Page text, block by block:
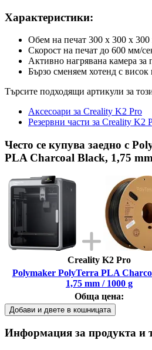
Характеристики:
Обем на печат 300 x 300 x 300
Скорост на печат до 600 мм/
Активно нагрявана камера за
Бързо сменяем хотенд с висок
Търсите подходящи артикули за
Аксесоари за Creality K2 Pro
Резервни части за Creality K2
Често се купува заедно с
PLA Charcoal Black, 1,75
Creality K2 Pro
Polymaker PolyTerra PLA
1,75 mm / 1000 g
Обща цена:
Добави и двете в кошницата
Информация за продукта и